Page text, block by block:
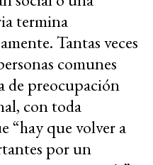
termina
Tantas veces
comunes
de preocupación
con toda
“hay que volver a
por un